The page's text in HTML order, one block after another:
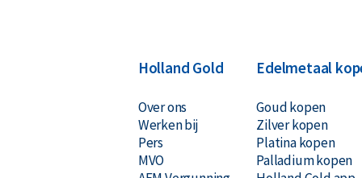
Holland Gold
Over ons
Werken bij
Pers
MVO
Edelmetaal
Goud kopen
Zilver kopen
Platina kopen
Palladium kopen